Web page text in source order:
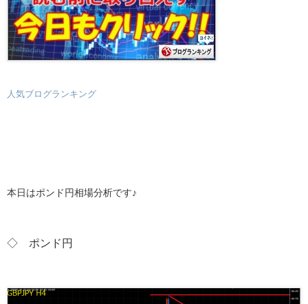
人気ブログランキング
本日はポンド円相場分析です♪
◇ ポンド 円